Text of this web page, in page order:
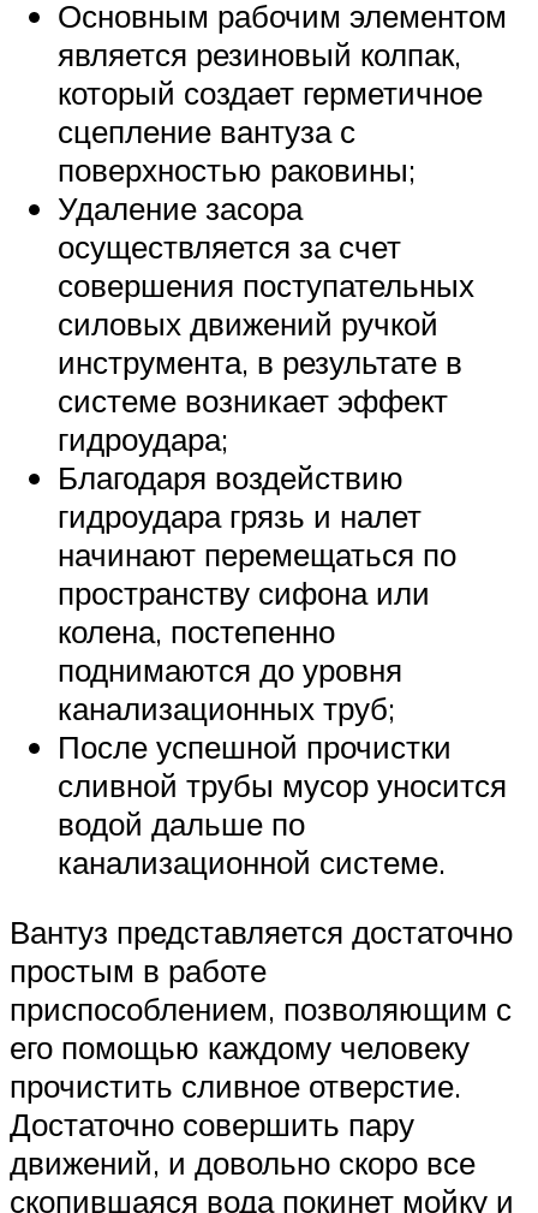
Основным рабочим элементом
является резиновый колпак,
который создает герметичное
сцепление вантуза с
поверхностью раковины;
Удаление засора
осуществляется за счет
совершения поступательных
силовых движений ручкой
инструмента, в результате в
системе возникает эффект
гидроудара;
Благодаря воздействию
гидроудара грязь и налет
начинают перемещаться по
пространству сифона или
колена, постепенно
поднимаются до уровня
канализационных труб;
После успешной прочистки
сливной трубы мусор уносится
водой дальше по
канализационной системе.
Вантуз представляется достаточно
простым в работе
приспособлением, позволяющим с
его помощью каждому человеку
прочистить сливное отверстие.
Достаточно совершить пару
движений, и довольно скоро все
скопившаяся вода покинет мойку и